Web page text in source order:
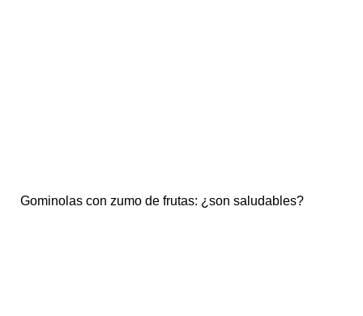
Gominolas con zumo de frutas: ¿son saludables?